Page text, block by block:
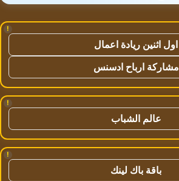
!
اول اثنين ريادة اعمال
مشاركة ارباح ادسنس
!
عالم الشباب
!
باقة باك لينك